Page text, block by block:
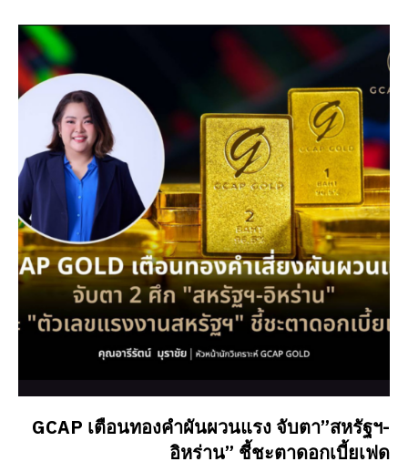
GCAP เตือนทองคำผันผวนแรง จับตา”สหรัฐฯ-
อิหร่าน” ชี้ชะตาดอกเบี้ยเฟด